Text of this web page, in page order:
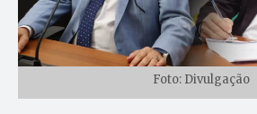
Foto: Divulgação